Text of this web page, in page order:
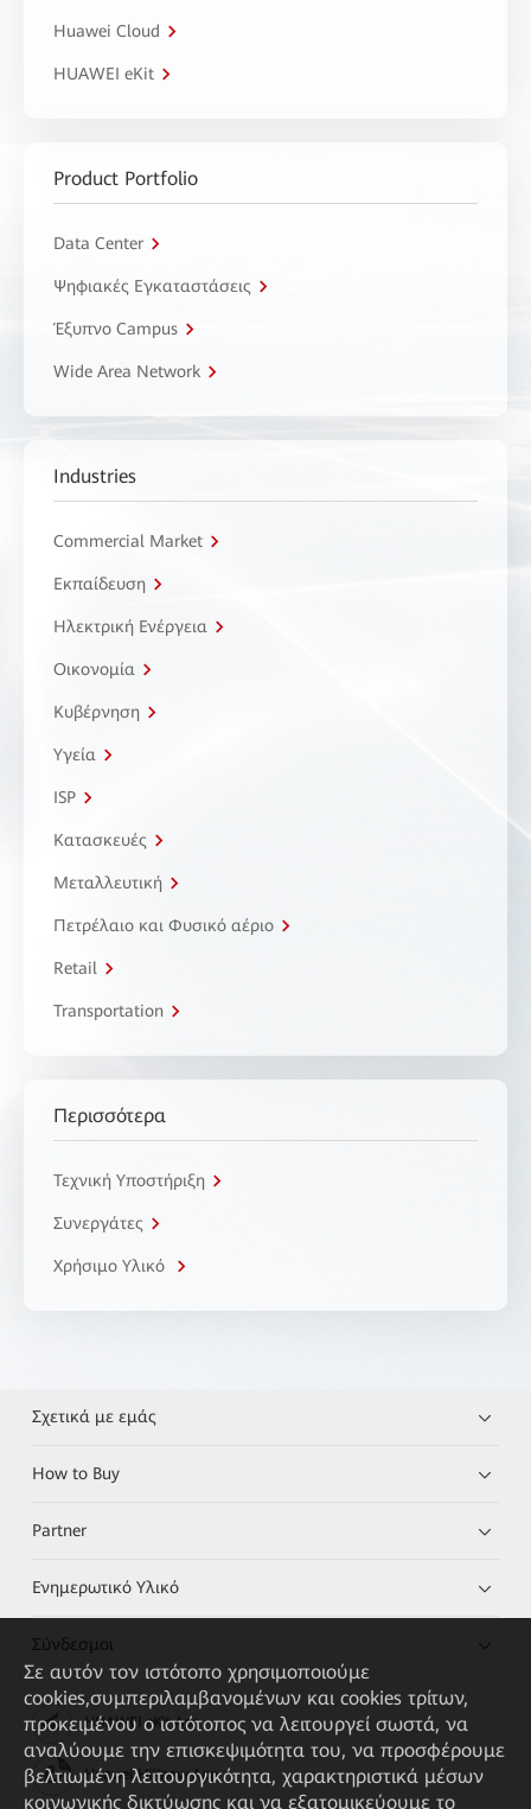
Huawei Cloud
HUAWEI eKit
Product Portfolio
Data Center
Ψηφιακές Εγκαταστάσεις
Έξυπνο Campus
Wide Area Network
Industries
Commercial Market
Εκπαίδευση
Ηλεκτρική Ενέργεια
Οικονομία
Κυβέρνηση
Υγεία
ISP
Κατασκευές
Μεταλλευτική
Πετρέλαιο και Φυσικό αέριο
Retail
Transportation
Περισσότερα
Τεχνική Υποστήριξη
Συνεργάτες
Χρήσιμο Υλικό
Σχετικά με εμάς
How to Buy
Partner
Ενημερωτικό Υλικό
Σύνδεσμοι
HUAWEI eKit App
Huawei HiKnow App
Σε αυτόν τον ιστότοπο χρησιμοποιούμε
cookies,συμπεριλαμβανομένων και cookies τρίτων,
προκειμένου ο ιστότοπος να λειτουργεί σωστά, να
αναλύουμε την επισκεψιμότητα του, να προσφέρουμε
βελτιωμένη λειτουργικότητα, χαρακτηριστικά μέσων
κοινωνικής δικτύωσης και να εξατομικεύουμε το